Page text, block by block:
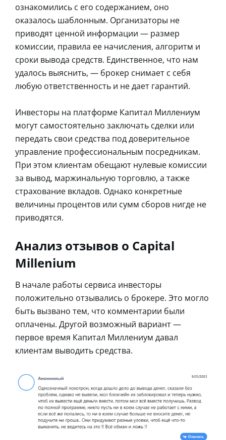
ознакомились с его содержанием, оно
оказалось шаблонным. Организаторы не
приводят ценной информации ― размер
комиссии, правила ее начисления, алгоритм и
сроки вывода средств. Единственное, что нам
удалось выяснить, ― брокер снимает с себя
любую ответственность и не дает гарантий.
Инвесторы на платформе Капитал Миллениум
могут самостоятельно заключать сделки или
передать свои средства под доверительное
управление профессиональным посредникам.
При этом клиентам обещают нулевые комиссии
за вывод, маржинальную торговлю, а также
страхование вкладов. Однако конкретные
величины процентов или сумм сборов нигде не
приводятся.
Анализ отзывов о Capital
Millenium
В начале работы сервиса инвесторы
положительно отзывались о брокере. Это могло
быть вызвано тем, что комментарии были
оплачены. Другой возможный вариант ―
первое время Капитал Миллениум давал
клиентам выводить средства.